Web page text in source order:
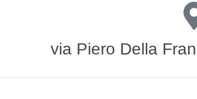
via Piero Della